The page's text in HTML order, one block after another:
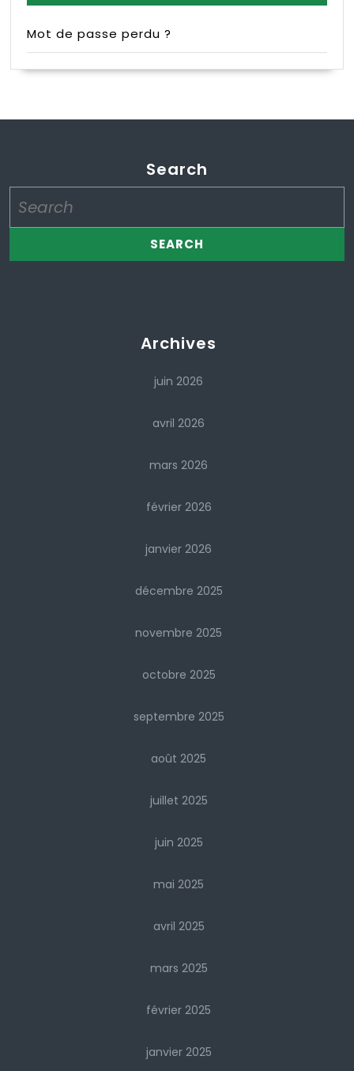
Mot de passe perdu ?
Search
for:
Archives
juin 2026
avril 2026
mars 2026
février 2026
janvier 2026
décembre 2025
novembre 2025
octobre 2025
septembre 2025
août 2025
juillet 2025
juin 2025
mai 2025
avril 2025
mars 2025
février 2025
janvier 2025